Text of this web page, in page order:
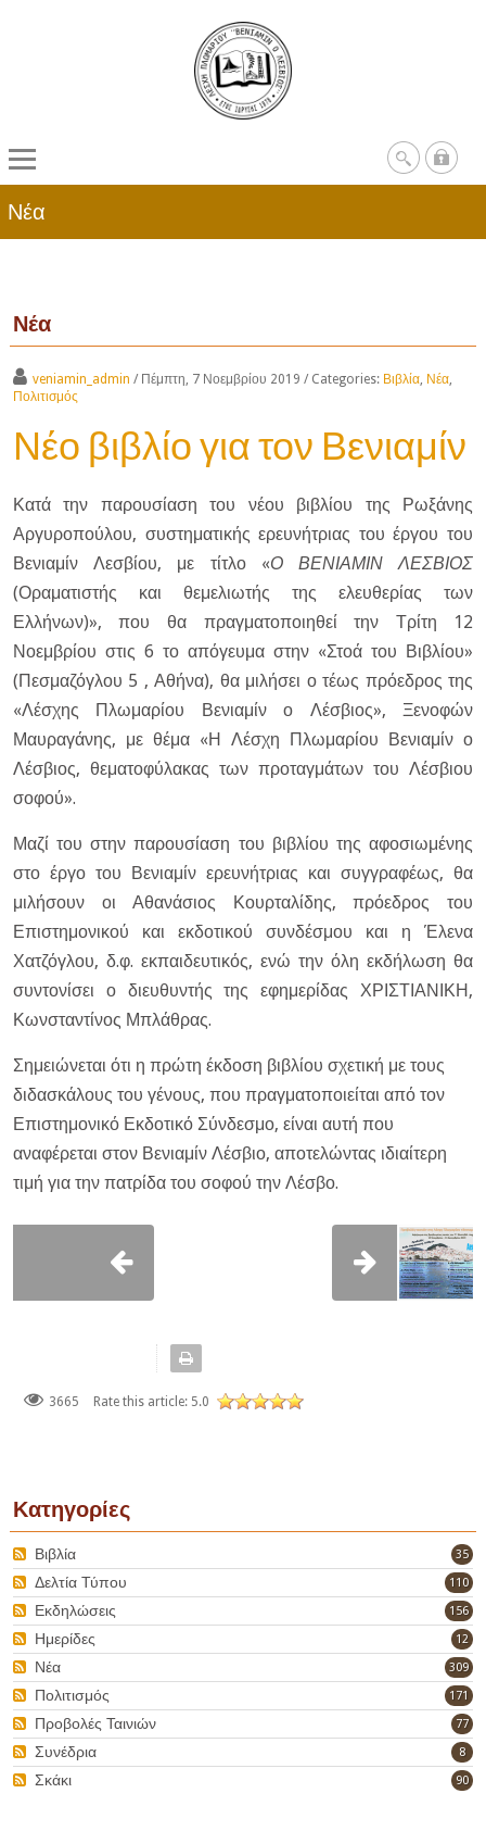
Νέα
Νέα
veniamin_admin / Πέμπτη, 7 Νοεμβρίου 2019 / Categories: Βιβλία, Νέα,
Πολιτισμός
Νέο βιβλίο για τον Βενιαμίν
Κατά την παρουσίαση του νέου βιβλίου της Ρωξάνης
Αργυροπούλου, συστηματικής ερευνήτριας του έργου του
Βενιαμίν Λεσβίου, με τίτλο «Ο ΒΕΝΙΑΜΙΝ ΛΕΣΒΙΟΣ
(Οραματιστής και θεμελιωτής της ελευθερίας των
Ελλήνων)», που θα πραγματοποιηθεί την Τρίτη 12
Νοεμβρίου στις 6 το απόγευμα στην «Στοά του Βιβλίου»
(Πεσμαζόγλου 5 , Αθήνα), θα μιλήσει ο τέως πρόεδρος της
«Λέσχης Πλωμαρίου Βενιαμίν ο Λέσβιος», Ξενοφών
Μαυραγάνης, με θέμα «Η Λέσχη Πλωμαρίου Βενιαμίν ο
Λέσβιος, θεματοφύλακας των προταγμάτων του Λέσβιου
σοφού».
Μαζί του στην παρουσίαση του βιβλίου της αφοσιωμένης
στο έργο του Βενιαμίν ερευνήτριας και συγγραφέως, θα
μιλήσουν οι Αθανάσιος Κουρταλίδης, πρόεδρος του
Επιστημονικού και εκδοτικού συνδέσμου και η Έλενα
Χατζόγλου, δ.φ. εκπαιδευτικός, ενώ την όλη εκδήλωση θα
συντονίσει ο διευθυντής της εφημερίδας ΧΡΙΣΤΙΑΝΙΚΗ,
Κωνσταντίνος Μπλάθρας.
Σημειώνεται ότι η πρώτη έκδοση βιβλίου σχετική με τους
διδασκάλους του γένους, που πραγματοποιείται από τον
Επιστημονικό Εκδοτικό Σύνδεσμο, είναι αυτή που
αναφέρεται στον Βενιαμίν Λέσβιο, αποτελώντας ιδιαίτερη
τιμή για την πατρίδα του σοφού την Λέσβο.
3665 Rate this article: 5.0
Κατηγορίες
35
Βιβλία
110
Δελτία Τύπου
156
Εκδηλώσεις
12
Ημερίδες
309
Νέα
171
Πολιτισμός
77
Προβολές Ταινιών
8
Συνέδρια
90
Σκάκι